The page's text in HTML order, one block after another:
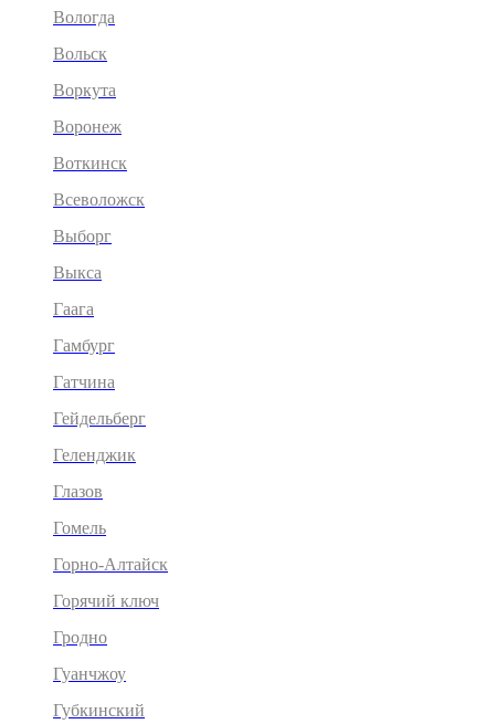
Вологда
Вольск
Воркута
Воронеж
Воткинск
Всеволожск
Выборг
Выкса
Гаага
Гамбург
Гатчина
Гейдельберг
Геленджик
Глазов
Гомель
Горно-Алтайск
Горячий ключ
Гродно
Гуанчжоу
Губкинский